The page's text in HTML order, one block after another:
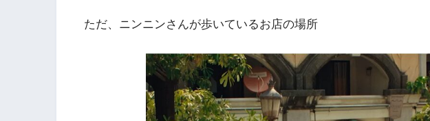
ただ、ニンニンさんが歩いているお店の場所